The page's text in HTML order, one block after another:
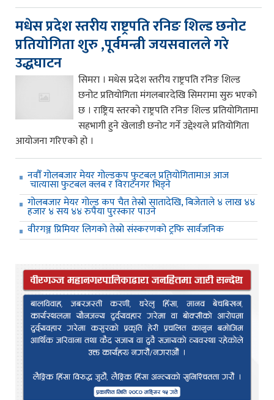
मधेस प्रदेश स्तरीय राष्ट्रपति रनिङ शिल्ड छनोट
प्रतियोगिता शुरु ,पूर्वमन्त्री जयसवालले गरे
उद्धघाटन
सिमरा । मधेस प्रदेश स्तरीय राष्ट्रपति रनिङ शिल्ड
छनोट प्रतियोगिता मंगलबारदेखि सिमरामा सुरु भएको
छ । राष्ट्रिय स्तरको राष्ट्रपति रनिङ शिल्ड प्रतियोगितामा
सहभागी हुने खेलाडी छनोट गर्ने उद्देश्यले प्रतियोगिता
आयोजना गरिएको हो ।
नवौँ गोलबजार मेयर गोल्डकप फुटबल प्रतियोगितामाअ आज
चात्यासा फुटबल क्लब र विराटनगर भिड्ने
गोलबजार मेयर गोल्ड कप चैत तेस्रो सातादेखि, बिजेताले ४ लाख ४४
हजार ४ सय ४४ रुपैया पुरस्कार पाउने
वीरगञ्ज प्रिमियर लिगको तेस्रो संस्करणको ट्रफि सार्वजनिक